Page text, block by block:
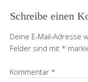
Schreibe einen
Deine E-Mail-Adresse
Felder sind mit *
Kommentar *